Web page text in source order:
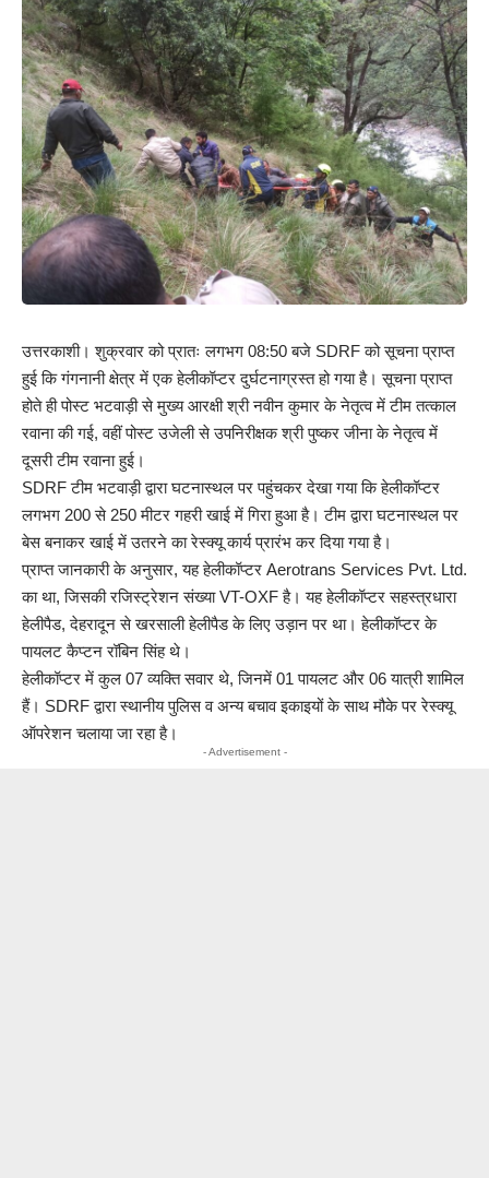
उत्तरकाशी। शुक्रवार को प्रातः लगभग 08:50 बजे SDRF को सूचना प्राप्त
हुई कि गंगनानी क्षेत्र में एक हेलीकॉप्टर दुर्घटनाग्रस्त हो गया है। सूचना प्राप्त
होते ही पोस्ट भटवाड़ी से मुख्य आरक्षी श्री नवीन कुमार के नेतृत्व में टीम तत्काल
रवाना की गई, वहीं पोस्ट उजेली से उपनिरीक्षक श्री पुष्कर जीना के नेतृत्व में
दूसरी टीम रवाना हुई।
SDRF टीम भटवाड़ी द्वारा घटनास्थल पर पहुंचकर देखा गया कि हेलीकॉप्टर
लगभग 200 से 250 मीटर गहरी खाई में गिरा हुआ है। टीम द्वारा घटनास्थल पर
बेस बनाकर खाई में उतरने का रेस्क्यू कार्य प्रारंभ कर दिया गया है।
प्राप्त जानकारी के अनुसार, यह हेलीकॉप्टर Aerotrans Services Pvt. Ltd.
का था, जिसकी रजिस्ट्रेशन संख्या VT-OXF है। यह हेलीकॉप्टर सहस्त्रधारा
हेलीपैड, देहरादून से खरसाली हेलीपैड के लिए उड़ान पर था। हेलीकॉप्टर के
पायलट कैप्टन रॉबिन सिंह थे।
हेलीकॉप्टर में कुल 07 व्यक्ति सवार थे, जिनमें 01 पायलट और 06 यात्री शामिल
हैं। SDRF द्वारा स्थानीय पुलिस व अन्य बचाव इकाइयों के साथ मौके पर रेस्क्यू
ऑपरेशन चलाया जा रहा है।
- Advertisement -